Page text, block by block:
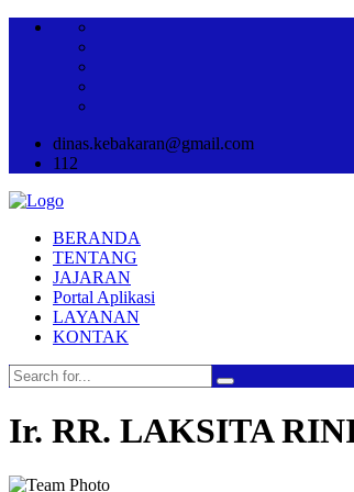
dinas.kebakaran@gmail.com
112
BERANDA
TENTANG
JAJARAN
Portal Aplikasi
LAYANAN
KONTAK
Ir. RR. LAKSITA